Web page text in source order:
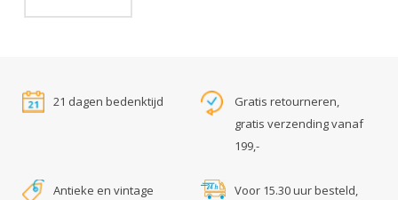
21 dagen bedenktijd
Gratis retourneren,
gratis verzending vanaf
199,-
Antieke en vintage
Voor 15.30 uur besteld,